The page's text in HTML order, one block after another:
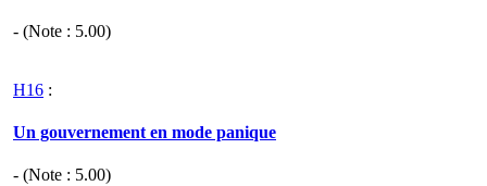
- (Note : 5.00)
H16 :
Un gouvernement en mode panique
- (Note : 5.00)